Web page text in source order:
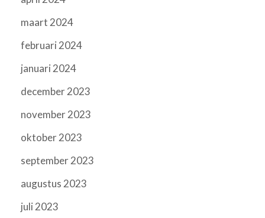
maart 2024
februari 2024
januari 2024
december 2023
november 2023
oktober 2023
september 2023
augustus 2023
juli 2023